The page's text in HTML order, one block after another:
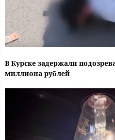
В Курске задержали
миллиона рублей